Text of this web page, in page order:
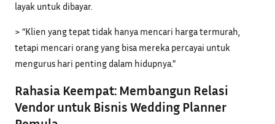
layak untuk dibayar.
> “Klien yang tepat tidak hanya mencari harga termurah,
tetapi mencari orang yang bisa mereka percayai untuk
mengurus hari penting dalam hidupnya.”
Rahasia Keempat: Membangun Relasi
Vendor untuk Bisnis Wedding Planner